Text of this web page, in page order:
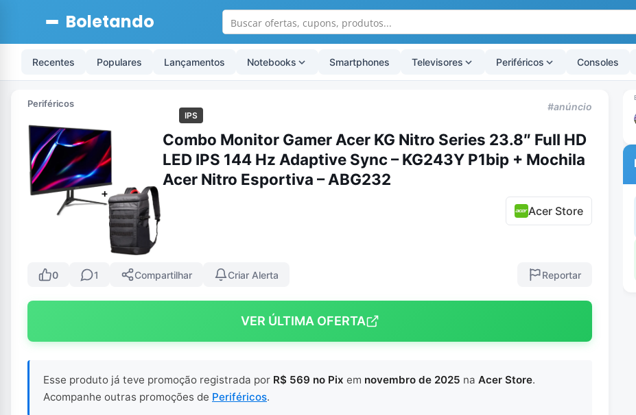
Boletando
Recentes Populares Lançamentos Notebooks Smartphones Televisores Periféricos Consoles
Periféricos
IPS
#anúncio
Combo Monitor Gamer Acer KG Nitro Series 23.8″ Full HD
LED IPS 144 Hz Adaptive Sync – KG243Y P1bip + Mochila
Acer Nitro Esportiva – ABG232
Acer Store
0 1 Compartilhar Criar Alerta Reportar
VER ÚLTIMA OFERTA
Esse produto já teve promoção registrada por R$ 569 no Pix em novembro de 2025 na Acer Store.
Acompanhe outras promoções de Periféricos.